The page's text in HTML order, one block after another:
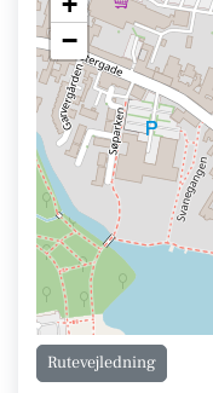
−
Rutevejledning